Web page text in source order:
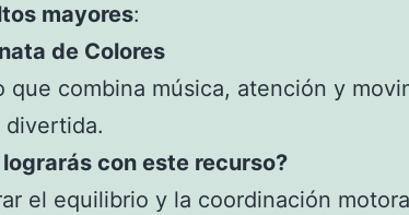
mayores:
de Colores
que combina música, atención y
divertida.
lograrás con este recurso?
el equilibrio y la coordinación